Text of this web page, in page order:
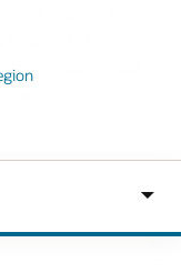
di ricerca e
al
Oracle Cloud